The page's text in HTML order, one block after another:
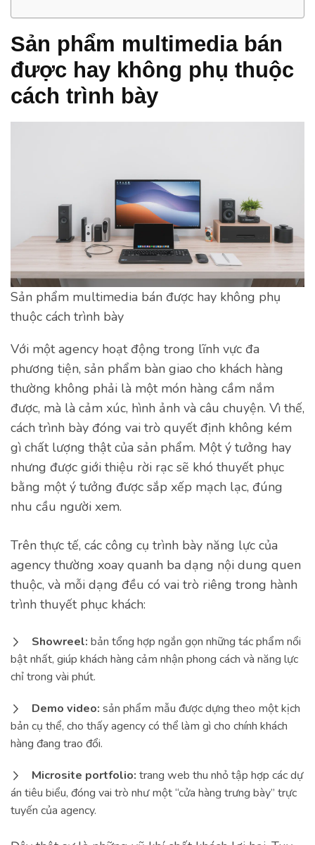
Sản phẩm multimedia bán
được hay không phụ thuộc
cách trình bày
Sản phẩm multimedia bán được hay không phụ
thuộc cách trình bày
Với một agency hoạt động trong lĩnh vực đa
phương tiện, sản phẩm bàn giao cho khách hàng
thường không phải là một món hàng cầm nắm
được, mà là cảm xúc, hình ảnh và câu chuyện. Vì thế,
cách trình bày đóng vai trò quyết định không kém
gì chất lượng thật của sản phẩm. Một ý tưởng hay
nhưng được giới thiệu rời rạc sẽ khó thuyết phục
bằng một ý tưởng được sắp xếp mạch lạc, đúng
nhu cầu người xem.
Trên thực tế, các công cụ trình bày năng lực của
agency thường xoay quanh ba dạng nội dung quen
thuộc, và mỗi dạng đều có vai trò riêng trong hành
trình thuyết phục khách:
Showreel: bản tổng hợp ngắn gọn những tác phẩm nổi
bật nhất, giúp khách hàng cảm nhận phong cách và năng lực
chỉ trong vài phút.
Demo video: sản phẩm mẫu được dựng theo một kịch
bản cụ thể, cho thấy agency có thể làm gì cho chính khách
hàng đang trao đổi.
Microsite portfolio: trang web thu nhỏ tập hợp các dự
án tiêu biểu, đóng vai trò như một “cửa hàng trưng bày” trực
tuyến của agency.